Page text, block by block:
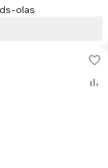
olas